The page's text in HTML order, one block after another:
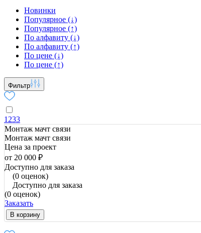
Новинки
Популярное (↓)
Популярное (↑)
По алфавиту (↓)
По алфавиту (↑)
По цене (↓)
По цене (↑)
Фильтр
1233
Монтаж мачт связи
Монтаж мачт связи
Цена за проект
от 20 000 ₽
Доступно для заказа
(0 оценок)
Доступно для заказа
(0 оценок)
Заказать
В корзину